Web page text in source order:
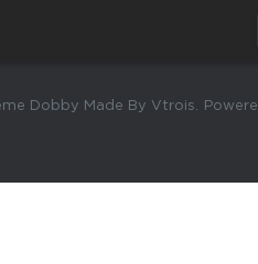
Dobby Made By Vtrois.